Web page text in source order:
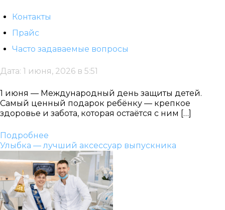
Контакты
Прайс
Часто задаваемые вопросы
Дата: 1 июня, 2026 в 5:51
1 июня — Международный день защиты детей.
Самый ценный подарок ребёнку — крепкое
здоровье и забота, которая остаётся с ним […]
Подробнее
Улыбка — лучший аксессуар выпускника